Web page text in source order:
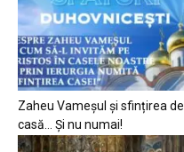
Zaheu Vameșul și sfințirea de
casă… Și nu numai!